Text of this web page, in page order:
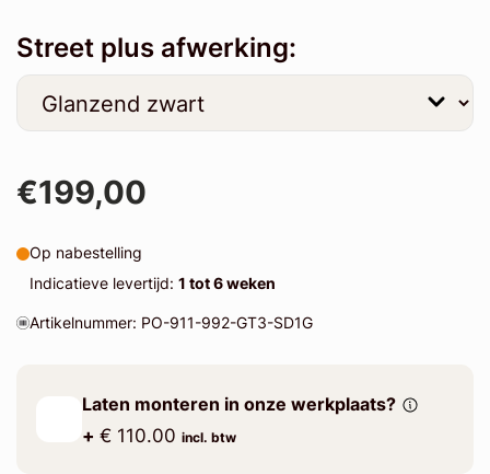
Street plus afwerking:
€199,00
Op nabestelling
Indicatieve levertijd: 1 tot 6 weken
Artikelnummer: PO-911-992-GT3-SD1G
Laten monteren in onze werkplaats?
+ € 110.00 incl. btw